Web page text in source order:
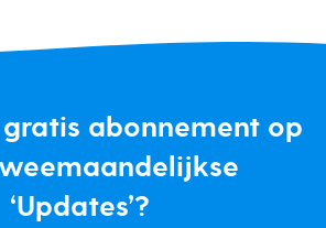
abonnement op
‘Updates’?